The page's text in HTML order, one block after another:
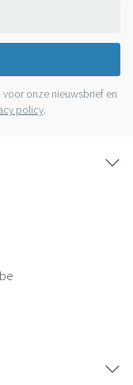
onze nieuwsbrief en
policy.